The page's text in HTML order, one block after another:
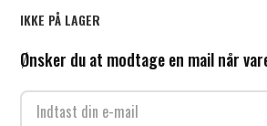
IKKE PÅ LAGER
Ønsker du at modtage en mail når